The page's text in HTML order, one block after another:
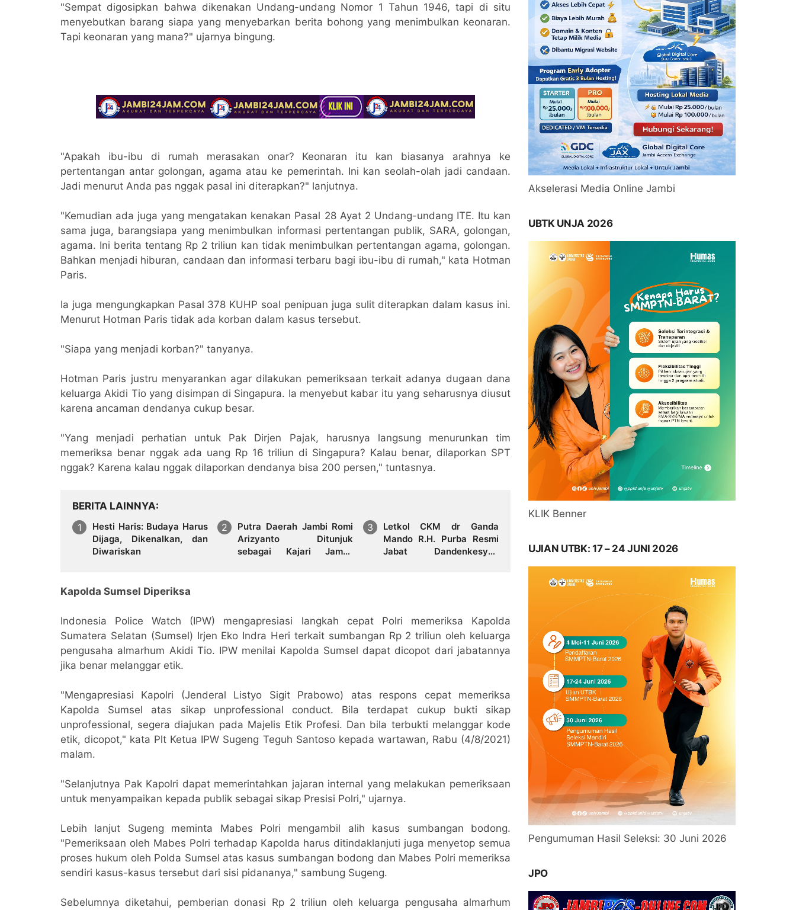
"Sempat digosipkan bahwa dikenakan Undang-undang Nomor 1 Tahun 1946, tapi di situ
menyebutkan barang siapa yang menyebarkan berita bohong yang menimbulkan keonaran.
Tapi keonaran yang mana?" ujarnya bingung.
"Apakah ibu-ibu di rumah merasakan onar? Keonaran itu kan biasanya arahnya ke
pertentangan antar golongan, agama atau ke pemerintah. Ini kan seolah-olah jadi candaan.
Jadi menurut Anda pas nggak pasal ini diterapkan?" lanjutnya.
"Kemudian ada juga yang mengatakan kenakan Pasal 28 Ayat 2 Undang-undang ITE. Itu kan
sama juga, barangsiapa yang menimbulkan informasi pertentangan publik, SARA, golongan,
agama. Ini berita tentang Rp 2 triliun kan tidak menimbulkan pertentangan agama, golongan.
Bahkan menjadi hiburan, candaan dan informasi terbaru bagi ibu-ibu di rumah," kata Hotman
Paris.
Ia juga mengungkapkan Pasal 378 KUHP soal penipuan juga sulit diterapkan dalam kasus ini.
Menurut Hotman Paris tidak ada korban dalam kasus tersebut.
"Siapa yang menjadi korban?" tanyanya.
Hotman Paris justru menyarankan agar dilakukan pemeriksaan terkait adanya dugaan dana
keluarga Akidi Tio yang disimpan di Singapura. Ia menyebut kabar itu yang seharusnya diusut
karena ancaman dendanya cukup besar.
"Yang menjadi perhatian untuk Pak Dirjen Pajak, harusnya langsung menurunkan tim
memeriksa benar nggak ada uang Rp 16 triliun di Singapura? Kalau benar, dilaporkan SPT
nggak? Karena kalau nggak dilaporkan dendanya bisa 200 persen," tuntasnya.
BERITA LAINNYA
Hesti Haris: Budaya Harus
Dijaga, Dikenalkan, dan
Diwariskan
Putra Daerah Jambi Romi
Arizyanto Ditunjuk
sebagai Kajari Jambi,
Letkol CKM dr Ganda
Mando R.H. Purba Resmi
Jabat Dandenkesyah
Kapolda Sumsel Diperiksa
Indonesia Police Watch (IPW) mengapresiasi langkah cepat Polri memeriksa Kapolda
Sumatera Selatan (Sumsel) Irjen Eko Indra Heri terkait sumbangan Rp 2 triliun oleh keluarga
pengusaha almarhum Akidi Tio. IPW menilai Kapolda Sumsel dapat dicopot dari jabatannya
jika benar melanggar etik.
"Mengapresiasi Kapolri (Jenderal Listyo Sigit Prabowo) atas respons cepat memeriksa
Kapolda Sumsel atas sikap unprofessional conduct. Bila terdapat cukup bukti sikap
unprofessional, segera diajukan pada Majelis Etik Profesi. Dan bila terbukti melanggar kode
etik, dicopot," kata Plt Ketua IPW Sugeng Teguh Santoso kepada wartawan, Rabu (4/8/2021)
malam.
"Selanjutnya Pak Kapolri dapat memerintahkan jajaran internal yang melakukan pemeriksaan
untuk menyampaikan kepada publik sebagai sikap Presisi Polri," ujarnya.
Lebih lanjut Sugeng meminta Mabes Polri mengambil alih kasus sumbangan bodong.
"Pemeriksaan oleh Mabes Polri terhadap Kapolda harus ditindaklanjuti juga menyetop semua
proses hukum oleh Polda Sumsel atas kasus sumbangan bodong dan Mabes Polri memeriksa
sendiri kasus-kasus tersebut dari sisi pidananya," sambung Sugeng.
Sebelumnya diketahui, pemberian donasi Rp 2 triliun oleh keluarga pengusaha almarhum
Akselerasi Media Online Jambi
UBTK UNJA 2026
KLIK Benner
UJIAN UTBK: 17 – 24 JUNI 2026
Pengumuman Hasil Seleksi: 30 Juni 2026
JPO